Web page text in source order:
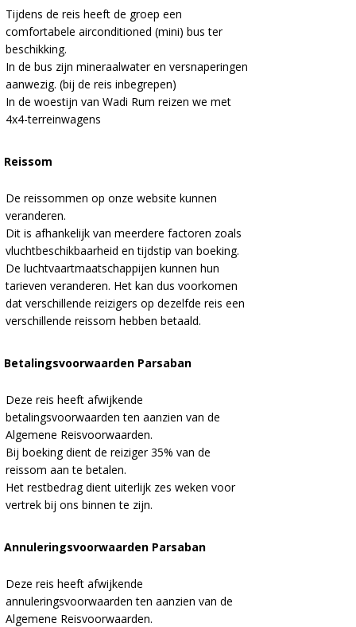
Tijdens de reis heeft de groep een
comfortabele airconditioned (mini) bus ter
beschikking.
In de bus zijn mineraalwater en versnaperingen
aanwezig. (bij de reis inbegrepen)
In de woestijn van Wadi Rum reizen we met
4x4-terreinwagens
Reissom
De reissommen op onze website kunnen
veranderen.
Dit is afhankelijk van meerdere factoren zoals
vluchtbeschikbaarheid en tijdstip van boeking.
De luchtvaartmaatschappijen kunnen hun
tarieven veranderen. Het kan dus voorkomen
dat verschillende reizigers op dezelfde reis een
verschillende reissom hebben betaald.
Betalingsvoorwaarden Parsaban
Deze reis heeft afwijkende
betalingsvoorwaarden ten aanzien van de
Algemene Reisvoorwaarden.
Bij boeking dient de reiziger 35% van de
reissom aan te betalen.
Het restbedrag dient uiterlijk zes weken voor
vertrek bij ons binnen te zijn.
Annuleringsvoorwaarden Parsaban
Deze reis heeft afwijkende
annuleringsvoorwaarden ten aanzien van de
Algemene Reisvoorwaarden.